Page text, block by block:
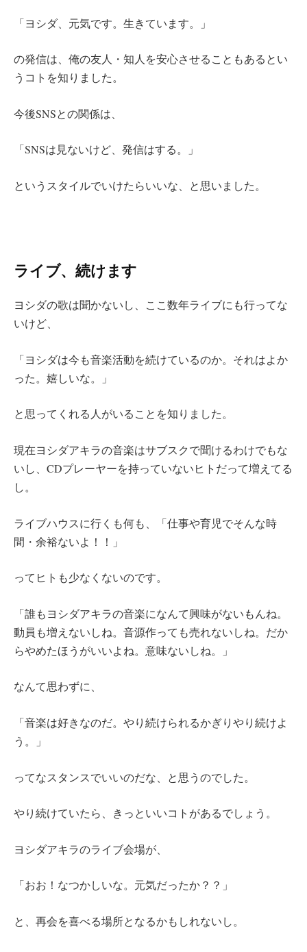
「ヨシダ、元気です。生きています。」
の発信は、俺の友人・知人を安心させることもあるとい
うコトを知りました。
今後SNSとの関係は、
「SNSは見ないけど、発信はする。」
というスタイルでいけたらいいな、と思いました。
ライブ、続けます
ヨシダの歌は聞かないし、ここ数年ライブにも行ってな
いけど、
「ヨシダは今も音楽活動を続けているのか。それはよか
った。嬉しいな。」
と思ってくれる人がいることを知りました。
現在ヨシダアキラの音楽はサブスクで聞けるわけでもな
いし、CDプレーヤーを持っていないヒトだって増えてる
し。
ライブハウスに行くも何も、「仕事や育児でそんな時
間・余裕ないよ！！」
ってヒトも少なくないのです。
「誰もヨシダアキラの音楽になんて興味がないもんね。
動員も増えないしね。音源作っても売れないしね。だか
らやめたほうがいいよね。意味ないしね。」
なんて思わずに、
「音楽は好きなのだ。やり続けられるかぎりやり続けよ
う。」
ってなスタンスでいいのだな、と思うのでした。
やり続けていたら、きっといいコトがあるでしょう。
ヨシダアキラのライブ会場が、
「おお！なつかしいな。元気だったか？？」
と、再会を喜べる場所となるかもしれないし。